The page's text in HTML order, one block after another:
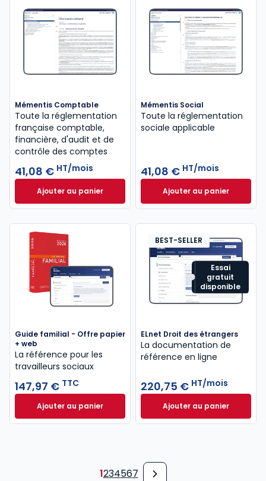
Mémentis Comptable
Toute la réglementation
française comptable,
financière, d'audit et de
contrôle des comptes
41,08 € HT/mois
Ajouter au panierMémentis Comptable à 41,08 € HT/mois
Mémentis Social
Toute la réglementation
sociale applicable
41,08 € HT/mois
Ajouter au panier
Mémentis Social
Guide familial - Offre papier
+ web
La référence pour les
travailleurs sociaux
147,97 € TTC
Ajouter au panierGuide familial - Offre papier + web à 147,97 € TTC
Essai
gratuit
disponible
BEST-SELLER
ELnet Droit des étrangers
La documentation de
référence en ligne
220,75 € HT/mois
Ajouter au panier
ELnet Droit des
1234567